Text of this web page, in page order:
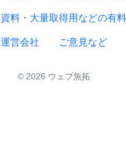
資料・大量取得用などの有
運営会社 ご意見など
© 2026 ウェブ魚拓